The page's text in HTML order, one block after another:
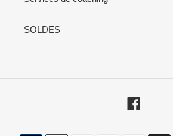
SOLDES